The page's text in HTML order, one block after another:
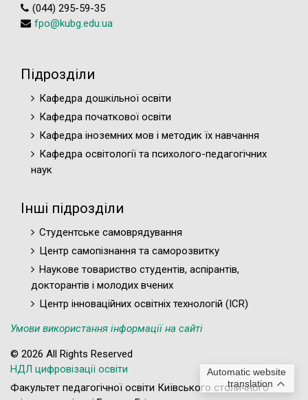
Automatic website
translation
(044) 295-59-35
fpo@kubg.edu.ua
Підрозділи
Кафедра дошкільної освіти
Кафедра початкової освіти
Кафедра іноземних мов і методик їх навчання
Кафедра освітології та психолого-педагогічних
наук
Інші підрозділи
Студентське самоврядування
Центр самопізнання та саморозвитку
Наукове товариство студентів, аспірантів,
докторантів і молодих вчених
Центр інноваційних освітніх технологій (ICR)
Умови використання інформації на сайті
© 2026 All Rights Reserved
НДЛ цифровізації освіти
Факультет педагогічної освіти Київського столичного